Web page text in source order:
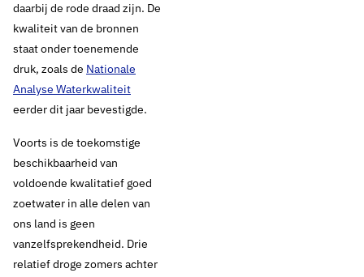
15 september 2020 Nieuws
daarbij de rode draad zijn. De
kwaliteit van de bronnen
staat onder toenemende
druk, zoals de Nationale
Analyse Waterkwaliteit
eerder dit jaar bevestigde.
Voorts is de toekomstige
beschikbaarheid van
voldoende kwalitatief goed
zoetwater in alle delen van
ons land is geen
vanzelfsprekendheid. Drie
relatief droge zomers achter